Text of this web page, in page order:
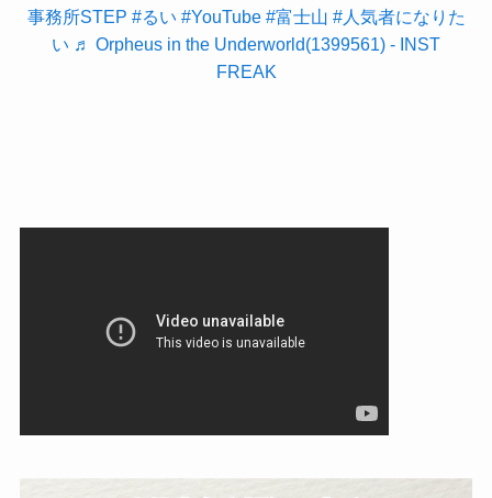
事務所STEP #るい #YouTube #富士山 #人気者になりた
い ♬ Orpheus in the Underworld(1399561) - INST
FREAK